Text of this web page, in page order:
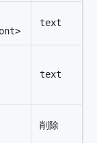
text
text
削除